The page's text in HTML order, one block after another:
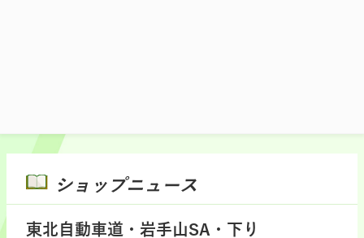
ショップニュース
東北自動車道・岩手山SA・下り